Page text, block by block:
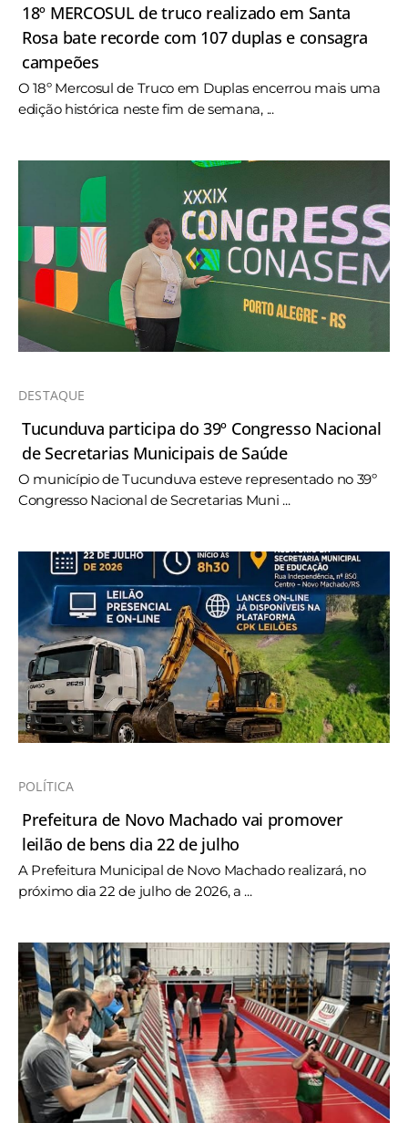
18º MERCOSUL de truco realizado em Santa
Rosa bate recorde com 107 duplas e consagra
campeões
O 18º Mercosul de Truco em Duplas encerrou mais uma
edição histórica neste fim de semana, ...
DESTAQUE
Tucunduva participa do 39º Congresso Nacional
de Secretarias Municipais de Saúde
O município de Tucunduva esteve representado no 39º
Congresso Nacional de Secretarias Muni ...
POLÍTICA
Prefeitura de Novo Machado vai promover
leilão de bens dia 22 de julho
A Prefeitura Municipal de Novo Machado realizará, no
próximo dia 22 de julho de 2026, a ...